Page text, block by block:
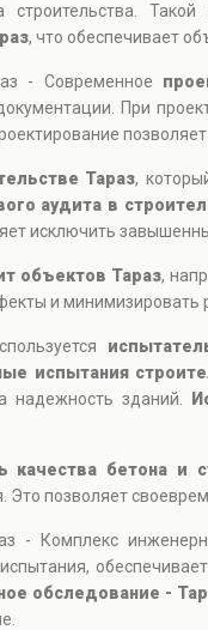
строительства.
, что обеспечивает
- Современное
При
Тараз,
аудита в
исключить
объектов Тараз,
и минимизировать
испытания
надежность зданий.
качества бетона и
позволяет
- Комплекс
обследование -